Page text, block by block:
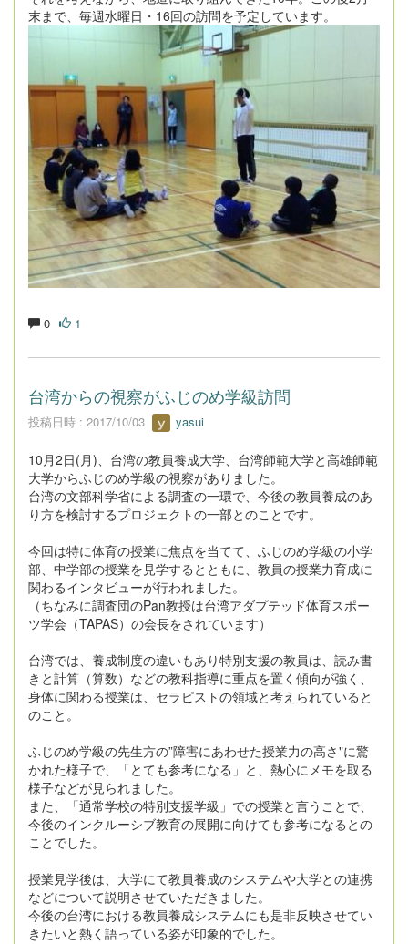
末まで、毎週水曜日・ 16回の訪問を予定しています。
0 1
台湾からの視察がふじのめ学級訪問
投稿日時 : 2017/10/03 yasui
10月2日(月)、台湾の教員養成大学、台湾師範大学と高雄師範
大学からふじのめ学級の視察がありました。
台湾の文部科学省による調査の一環で、今後の教員養成のあ
り方を検討するプロジェクトの一部とのことです。
今回は特に体育の授業に焦点を当てて、ふじのめ学級の小学
部、中学部の授業を見学するとともに、教員の授業力育成に
関わるインタビューが行われました。
（ちなみに調査団のPan教授は台湾アダプテッド体育スポー
ツ学会（TAPAS）の会長をされています）
台湾では、養成制度の違いもあり特別支援の教員は、読み書
きと計算（算数）などの教科指導に重点を置く傾向が強く、
身体に関わる授業は、セラピストの領域と考えられていると
のこと。
ふじのめ学級の先生方の”障害にあわせた授業力の高さ"に驚
かれた様子で、「とても参考になる」と、熱心にメモを取る
様子などが見られました。
また、「通常学校の特別支援学級」での授業と言うことで、
今後のインクルーシブ教育の展開に向けても参考になるとの
ことでした。
授業見学後は、大学にて教員養成のシステムや大学との連携
などについて説明させていただきました。
今後の台湾における教員養成システムにも是非反映させてい
きたいと熱く語っている姿が印象的でした。